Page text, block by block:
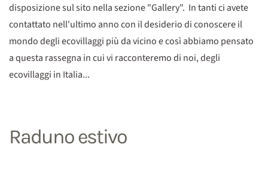
disposizione sul sito nella sezione "Gallery". In tanti ci avete
contattato nell'ultimo anno con il desiderio di conoscere il
mondo degli ecovillaggi più da vicino e così abbiamo pensato
a questa rassegna in cui vi racconteremo di noi, degli
ecovillaggi in Italia...
Raduno estivo